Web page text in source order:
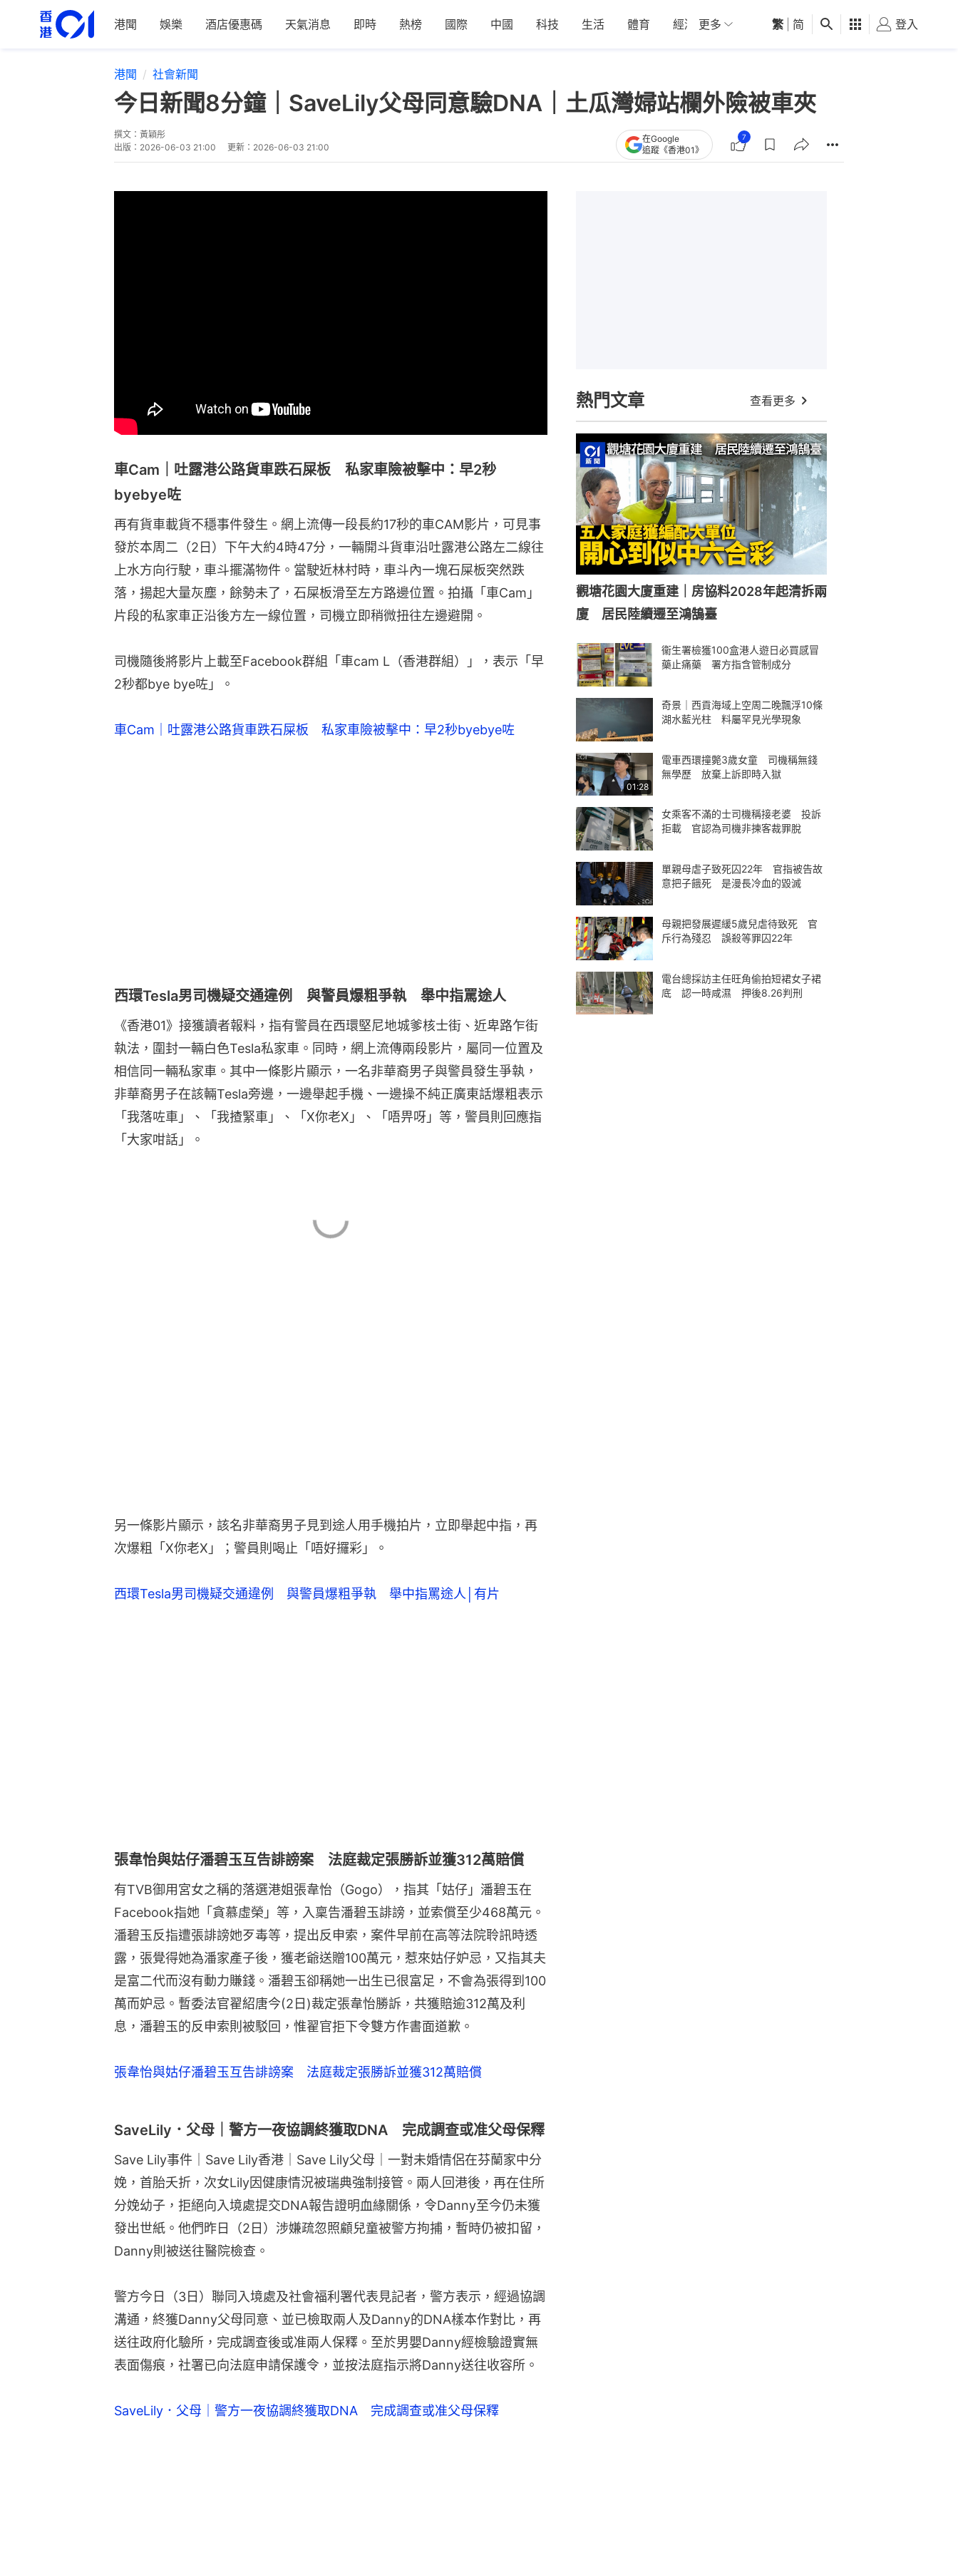
港聞 娛樂 酒店優惠碼 天氣消息 即時 熱榜 國際 中國 科技 生活 體育 經濟 01深圳 觀點 健康 好食玩飛
更多 繁 简 登入
港聞 社會新聞
今日新聞8分鐘｜SaveLily父母同意驗DNA｜土瓜灣婦站欄外險被車夾
撰文： 黃穎彤
出版： 2026-06-03 21:00 更新： 2026-06-03 21:00
在Google
追蹤《香港01》
7
車Cam｜吐露港公路貨車跌石屎板 私家車險被擊中：早2秒
byebye咗
再有貨車載貨不穩事件發生。網上流傳一段長約17秒的車CAM影片，可見事
發於本周二（2日）下午大約4時47分，一輛開斗貨車沿吐露港公路左二線往
上水方向行駛，車斗擺滿物件。當駛近林村時，車斗內一塊石屎板突然跌
落，揚起大量灰塵，餘勢未了，石屎板滑至左方路邊位置。拍攝「車Cam」
片段的私家車正沿後方左一線位置，司機立即稍微扭往左邊避開。
司機隨後將影片上載至Facebook群組「車cam L（香港群組）」，表示「早
2秒都bye bye咗」。
車Cam｜吐露港公路貨車跌石屎板 私家車險被擊中：早2秒byebye咗
西環Tesla男司機疑交通違例 與警員爆粗爭執 舉中指罵途人
《香港01》接獲讀者報料，指有警員在西環堅尼地城爹核士街、近卑路乍街
執法，圍封一輛白色Tesla私家車。同時，網上流傳兩段影片，屬同一位置及
相信同一輛私家車。其中一條影片顯示，一名非華裔男子與警員發生爭執，
非華裔男子在該輛Tesla旁邊，一邊舉起手機、一邊操不純正廣東話爆粗表示
「我落咗車」、「我揸緊車」、「X你老X」、「唔畀呀」等，警員則回應指
「大家咁話」。
另一條影片顯示，該名非華裔男子見到途人用手機拍片，立即舉起中指，再
次爆粗「X你老X」；警員則喝止「唔好攞彩」。
西環Tesla男司機疑交通違例 與警員爆粗爭執 舉中指罵途人│有片
張韋怡與姑仔潘碧玉互告誹謗案 法庭裁定張勝訴並獲312萬賠償
有TVB御用宮女之稱的落選港姐張韋怡（Gogo），指其「姑仔」潘碧玉在
Facebook指她「貪慕虛榮」等，入稟告潘碧玉誹謗，並索償至少468萬元。
潘碧玉反指遭張誹謗她歹毒等，提出反申索，案件早前在高等法院聆訊時透
露，張覺得她為潘家產子後，獲老爺送贈100萬元，惹來姑仔妒忌，又指其夫
是富二代而沒有動力賺錢。潘碧玉卻稱她一出生已很富足，不會為張得到100
萬而妒忌。暫委法官翟紹唐今(2日)裁定張韋怡勝訴，共獲賠逾312萬及利
息，潘碧玉的反申索則被駁回，惟翟官拒下令雙方作書面道歉。
張韋怡與姑仔潘碧玉互告誹謗案 法庭裁定張勝訴並獲312萬賠償
SaveLily．父母｜警方一夜協調終獲取DNA 完成調查或准父母保釋
Save Lily事件｜Save Lily香港｜Save Lily父母｜一對未婚情侶在芬蘭家中分
娩，首胎夭折，次女Lily因健康情況被瑞典強制接管。兩人回港後，再在住所
分娩幼子，拒絕向入境處提交DNA報告證明血緣關係，令Danny至今仍未獲
發出世紙。他們昨日（2日）涉嫌疏忽照顧兒童被警方拘捕，暫時仍被扣留，
Danny則被送往醫院檢查。
警方今日（3日）聯同入境處及社會福利署代表見記者，警方表示，經過協調
溝通，終獲Danny父母同意、並已檢取兩人及Danny的DNA樣本作對比，再
送往政府化驗所，完成調查後或准兩人保釋。至於男嬰Danny經檢驗證實無
表面傷痕，社署已向法庭申請保護令，並按法庭指示將Danny送往收容所。
SaveLily．父母｜警方一夜協調終獲取DNA 完成調查或准父母保釋
熱門文章 查看更多
觀塘花園大廈重建｜房協料2028年起清拆兩
廈 居民陸續遷至鴻鵠臺
衞生署檢獲100盒港人遊日必買感冒
藥止痛藥 署方指含管制成分
奇景｜西貢海域上空周二晚飄浮10條
湖水藍光柱 料屬罕見光學現象
01:28
電車西環撞斃3歲女童 司機稱無錢
無學歷 放棄上訴即時入獄
女乘客不滿的士司機稱接老婆 投訴
拒載 官認為司機非揀客裁罪脫
單親母虐子致死囚22年 官指被告故
意把子餓死 是漫長冷血的毀滅
母親把發展遲緩5歲兒虐待致死 官
斥行為殘忍 誤殺等罪囚22年
電台總採訪主任旺角偷拍短裙女子裙
底 認一時咸濕 押後8.26判刑